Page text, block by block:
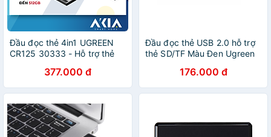
Đầu đọc thẻ 4in1 UGREEN
CR125 30333 - Hỗ trợ thẻ
USB 3.0, Truyền tải dữ liệu
nhanh chóng - Hàng chính
hãng
377.000 đ
Đầu đọc thẻ USB 2.0 hỗ trợ
thẻ SD/TF Màu Đen Ugreen
176.000 đ